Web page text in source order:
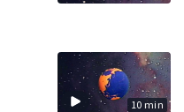
10 min